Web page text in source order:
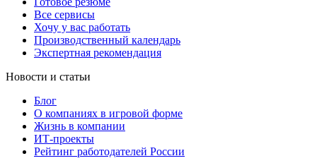
Все сервисы
Хочу у вас работать
Производственный календарь
Экспертная рекомендация
Новости и статьи
Блог
О компаниях в игровой форме
Жизнь в компании
ИТ-проекты
Рейтинг работодателей России